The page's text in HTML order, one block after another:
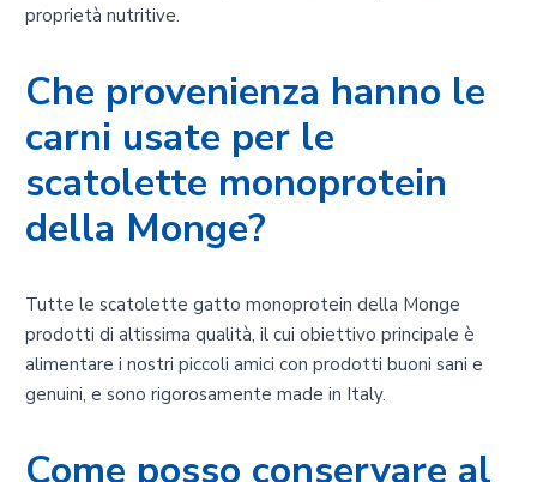
proprietà nutritive.
Che provenienza hanno le
carni usate per le
scatolette monoprotein
della Monge?
Tutte le scatolette gatto monoprotein della Monge
prodotti di altissima qualità, il cui obiettivo principale è
alimentare i nostri piccoli amici con prodotti buoni sani e
genuini, e sono rigorosamente made in Italy.
Come posso conservare al